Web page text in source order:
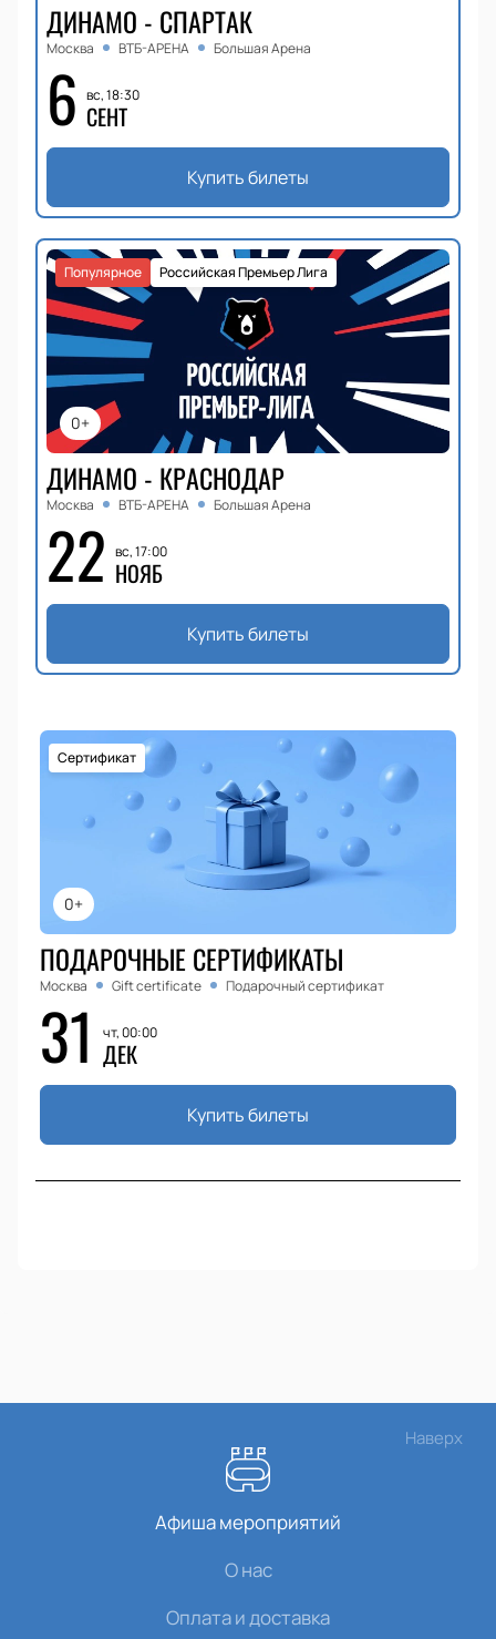
ДИНАМО - СПАРТАК
Москва ВТБ-АРЕНА Большая Арена
6 вс, 18:30
СЕНТ
Купить билеты
0+
Российская Премьер Лига
Популярное
ДИНАМО - КРАСНОДАР
Москва ВТБ-АРЕНА Большая Арена
22 вс, 17:00
НОЯБ
Купить билеты
0+
Сертификат
ПОДАРОЧНЫЕ СЕРТИФИКАТЫ
Москва Gift certificate Подарочный сертификат
31 чт, 00:00
ДЕК
Купить билеты
Наверх
Афиша мероприятий
О нас
Оплата и доставка